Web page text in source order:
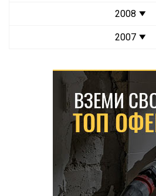
2008
2007